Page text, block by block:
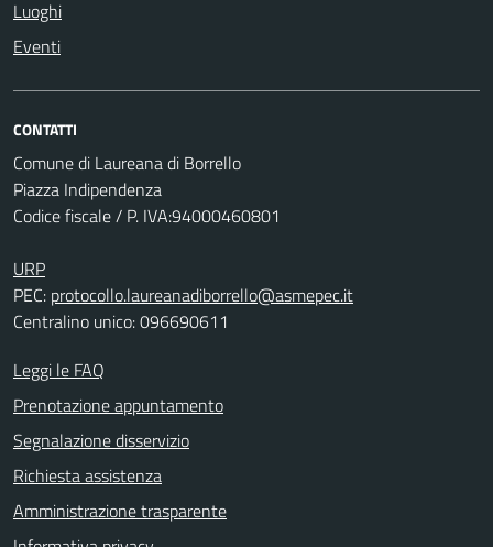
Luoghi
Eventi
CONTATTI
Comune di Laureana di Borrello
Piazza Indipendenza
Codice fiscale / P. IVA:94000460801
URP
PEC: protocollo.laureanadiborrello@asmepec.it
Centralino unico: 096690611
Leggi le FAQ
Prenotazione appuntamento
Segnalazione disservizio
Richiesta assistenza
Amministrazione trasparente